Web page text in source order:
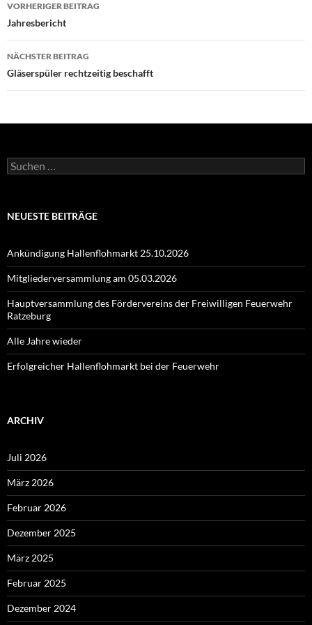
VORHERIGER BEITRAG
Jahresbericht
NÄCHSTER BEITRAG
Gläserspüler rechtzeitig beschafft
Suchen
nach:
NEUESTE BEITRÄGE
Ankündigung Hallenflohmarkt 25.10.2026
Mitgliederversammlung am 05.03.2026
Hauptversammlung des Fördervereins der Freiwilligen Feuerwehr
Ratzeburg
Alle Jahre wieder
Erfolgreicher Hallenflohmarkt bei der Feuerwehr
ARCHIV
Juli 2026
März 2026
Februar 2026
Dezember 2025
März 2025
Februar 2025
Dezember 2024